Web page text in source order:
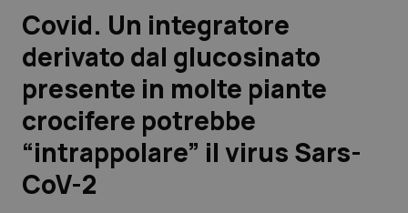
Scienza e Farmaci
Studi e Analisi
Lettere al direttore
Edizioni Regionali
Covid. Un integratore
derivato dal glucosinato
presente in molte piante
crocifere potrebbe
“intrappolare” il virus Sars-
CoV-2